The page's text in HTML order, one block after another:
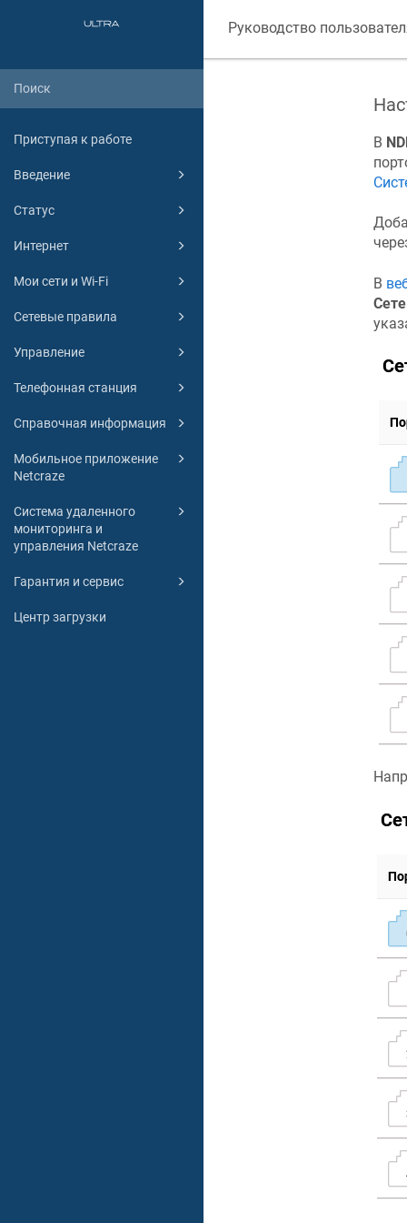
Приступая к работе
Введение
Статус
Интернет
Мои сети и Wi-Fi
Сетевые правила
Управление
Телефонная станция
Справочная информация
Мобильное приложение
Netcraze
Система удаленного
мониторинга и
управления Netcraze
Гарантия и сервис
Центр загрузки
Руководство
В
В